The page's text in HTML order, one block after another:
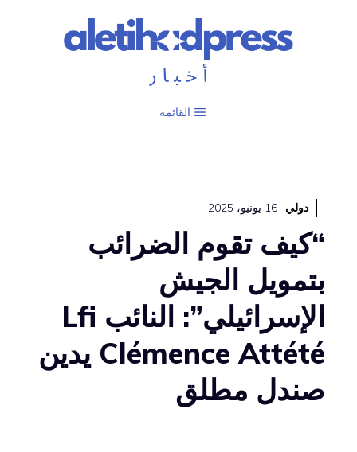
القائمة
دولي 16 يونيو، 2025
“كيف تقوم الضرائب
بتمويل الجيش
الإسرائيلي”: النائب Lfi
Clémence Attété يدين
صندل مطلق